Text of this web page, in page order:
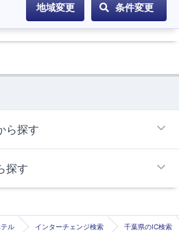
地域変更 条件変更
ら探す
探す
ル インターチェンジ検索 千葉県のIC検索